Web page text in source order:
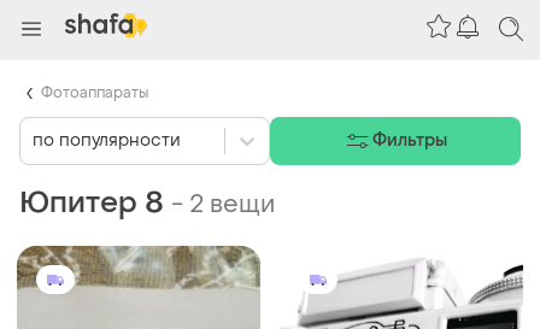
Юпитер 8 - 2 вещи
по популярности Фильтры
Фотоаппараты